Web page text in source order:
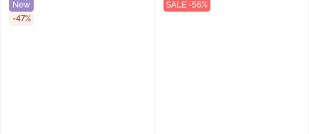
New
-47%
SALE -56%